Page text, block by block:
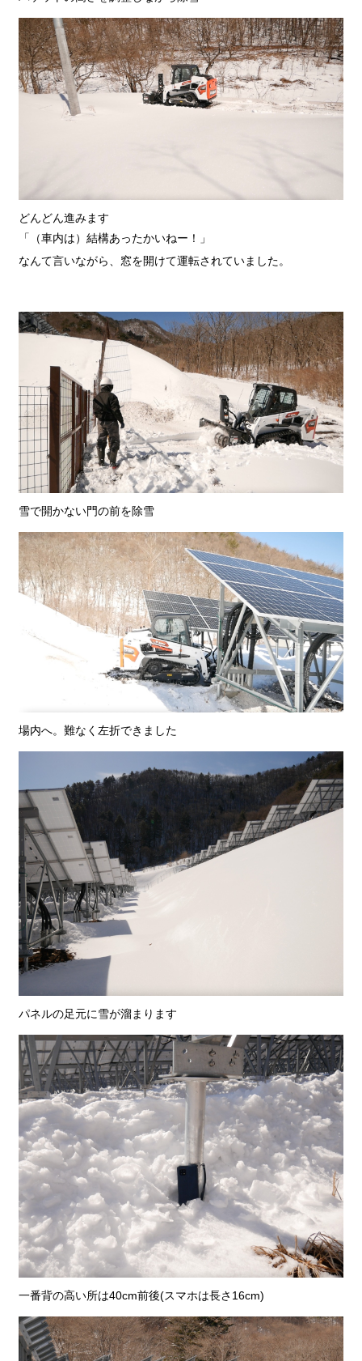
どんどん進みます
「（車内は）結構あったかいねー！」
なんて言いながら、窓を開けて運転されていました。
雪で開かない門の前を除雪
場内へ。難なく左折できました
パネルの足元に雪が溜まります
一番背の高い所は40cm前後(スマホは長さ16cm)